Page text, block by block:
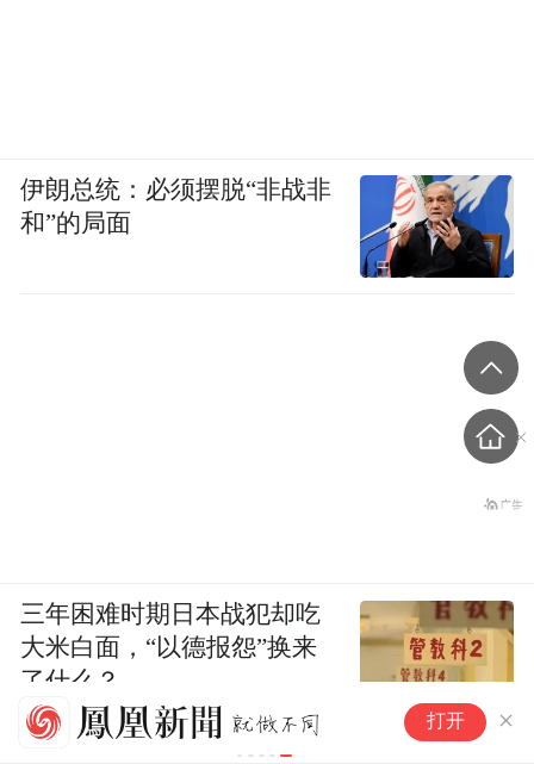
金
打开
伊朗总统：必须摆脱“非战非
和”的局面
三年困难时期日本战犯却吃
大米白面，“以德报怨”换来
了什么？